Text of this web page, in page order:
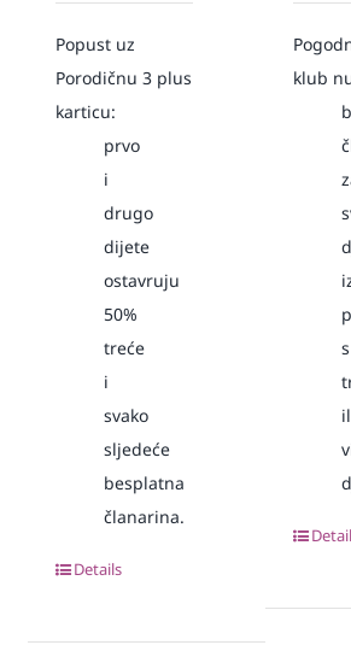
Popust uz
Porodičnu 3 plus
karticu:
prvo
i
drugo
dijete
ostavruju
50%
treće
i
svako
sljedeće
besplatna
članarina.
Details
klub
s